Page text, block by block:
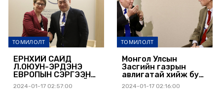
ТОМИЛОЛТ
ЕРӨНХИЙ САЙД
Л.ОЮУН-ЭРДЭНЭ
ЕВРОПЫН СЭРГЭЭН
БОСГОЛТ ХӨГЖЛИЙН
2024-01-17 02:57:00
ТОМИЛОЛТ
Монгол Улсын
Засгийн газрын
авлигатай хийж буй
тэмцлийг
2024-01-17 02:16:00